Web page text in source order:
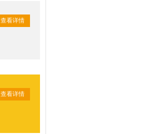
查看详情
查看详情